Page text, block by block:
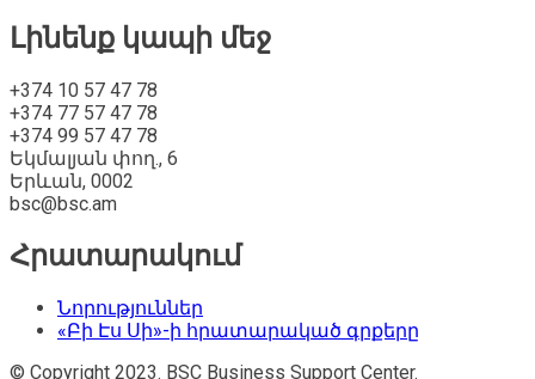
Լինենք կապի մեջ
+374 10 57 47 78
+374 77 57 47 78
+374 99 57 47 78
Եկմալյան փող., 6
Երևան, 0002
bsc@bsc.am
Հրատարակում
Նորություններ
«Բի Էս Սի»-ի հրատարակած գրքերը
© Copyright 2023. BSC Business Support Center.